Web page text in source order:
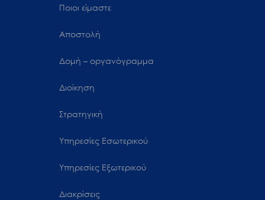
Ποιοι είμαστε
Αποστολή
Δομή – οργανόγραμμα
Διοίκηση
Στρατηγική
Υπηρεσίες Εσωτερικού
Υπηρεσίες Εξωτερικού
Διακρίσεις